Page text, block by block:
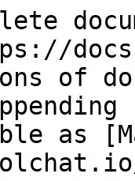
of
as